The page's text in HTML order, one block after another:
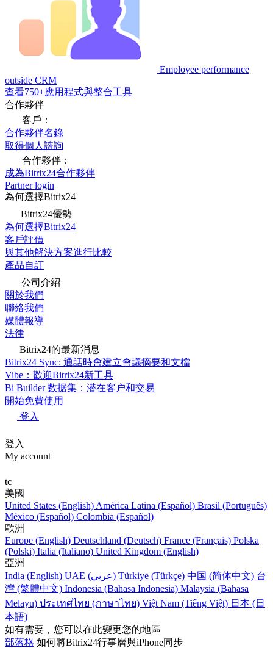
Employee performance
outside CRM
查看750+應用程式與整合工具
合作夥伴
客戶：
合作夥伴名錄
取得個人諮詢
合作夥伴：
成為Bitrix24合作夥伴
Partner login
為何選擇Bitrix24
Bitrix24優勢
為何選擇Bitrix24
客戶評價
與其他解決方案進行比較
產品自訂
公司介紹
關於我們
聯絡我們
媒體報導
法律
Bitrix24的最新消息
Bitrix24 Sync: 通話時會建立會議摘要和文檔
Vibe：歡迎Bitrix24新工具
Bi Builder 数据集：潜在客户和交易
開始免費使用
登入
登入
My account
tc
美國
United States (English) América Latina (Español) Brasil (Português)
México (Español) Colombia (Español)
歐洲
Europe (English) Deutschland (Deutsch) France (Français) Polska
(Polski) Italia (Italiano) United Kingdom (English)
亞洲
India (English)
UAE (عربي) Türkiye (Türkçe) 中国 (简体中文) 台
灣 (繁體中文) Indonesia (Bahasa Indonesia) Malaysia (Bahasa
Melayu) ประเทศไทย (ภาษาไทย) Việt Nam (Tiếng Việt) 日本 (日
本語)
如有需要，您可以在此變更您的地區
部落格 如何將Bitrix24行事曆與iPhone同步